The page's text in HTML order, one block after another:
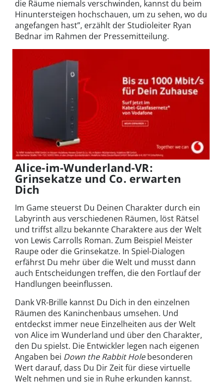
die Räume niemals verschwinden, kannst du beim
Hinuntersteigen hochschauen, um zu sehen, wo du
angefangen hast”, erzählt der Studioleiter Ryan
Bednar im Rahmen der Pressemitteilung.
Alice-im-Wunderland-VR:
Grinsekatze und Co. erwarten
Dich
Im Game steuerst Du Deinen Charakter durch ein
Labyrinth aus verschiedenen Räumen, löst Rätsel
und triffst allzu bekannte Charaktere aus der Welt
von Lewis Carrolls Roman. Zum Beispiel Meister
Raupe oder die Grinsekatze. In Spiel-Dialogen
erfährst Du mehr über die Welt und musst dann
auch Entscheidungen treffen, die den Fortlauf der
Handlungen beeinflussen.
Dank VR-Brille kannst Du Dich in den einzelnen
Räumen des Kaninchenbaus umsehen. Und
entdeckst immer neue Einzelheiten aus der Welt
von Alice im Wunderland und über den Charakter,
den Du spielst. Die Entwickler legen nach eigenen
Angaben bei Down the Rabbit Holebesonderen
Wert darauf, dass Du Dir Zeit für diese virtuelle
Welt nehmen und sie in Ruhe erkunden kannst.